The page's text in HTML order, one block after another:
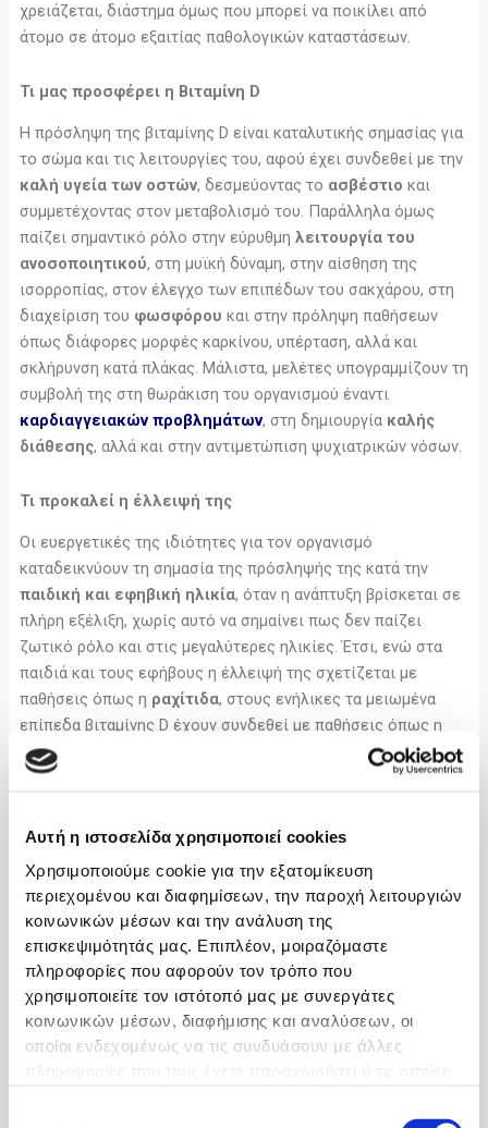
Αυτή η ιστοσελίδα χρησιμοποιεί cookies
Χρησιμοποιούμε cookie για την εξατομίκευση
περιεχομένου και διαφημίσεων, την παροχή λειτουργιών
κοινωνικών μέσων και την ανάλυση της
επισκεψιμότητάς μας. Επιπλέον, μοιραζόμαστε
πληροφορίες που αφορούν τον τρόπο που
χρησιμοποιείτε τον ιστότοπό μας με συνεργάτες
κοινωνικών μέσων, διαφήμισης και αναλύσεων, οι
οποίοι ενδεχομένως να τις συνδυάσουν με άλλες
χρειάζεται, διάστημα όμως που μπορεί να ποικίλει από
άτομο σε άτομο εξαιτίας παθολογικών καταστάσεων.
Τι μας προσφέρει η Βιταμίνη D
Η πρόσληψη της βιταμίνης D είναι καταλυτικής σημασίας για
το σώμα και τις λειτουργίες του, αφού έχει συνδεθεί με την
καλή υγεία των οστών, δεσμεύοντας το ασβέστιο και
συμμετέχοντας στον μεταβολισμό του. Παράλληλα όμως
παίζει σημαντικό ρόλο στην εύρυθμη λειτουργία του
ανοσοποιητικού, στη μυϊκή δύναμη, στην αίσθηση της
ισορροπίας, στον έλεγχο των επιπέδων του σακχάρου, στη
διαχείριση του φωσφόρου και στην πρόληψη παθήσεων
όπως διάφορες μορφές καρκίνου, υπέρταση, αλλά και
σκλήρυνση κατά πλάκας. Μάλιστα, μελέτες υπογραμμίζουν τη
συμβολή της στη θωράκιση του οργανισμού έναντι
καρδιαγγειακών προβλημάτων, στη δημιουργία καλής
διάθεσης, αλλά και στην αντιμετώπιση ψυχιατρικών νόσων.
Τι προκαλεί η έλλειψή της
Οι ευεργετικές της ιδιότητες για τον οργανισμό
καταδεικνύουν τη σημασία της πρόσληψής της κατά την
παιδική και εφηβική ηλικία, όταν η ανάπτυξη βρίσκεται σε
πλήρη εξέλιξη, χωρίς αυτό να σημαίνει πως δεν παίζει
ζωτικό ρόλο και στις μεγαλύτερες ηλικίες. Έτσι, ενώ στα
παιδιά και τους εφήβους η έλλειψή της σχετίζεται με
παθήσεις όπως η ραχίτιδα, στους ενήλικες τα μειωμένα
επίπεδα βιταμίνης D έχουν συνδεθεί με παθήσεις όπως η
οστεομαλακία
, με την εμφάνιση
ψυχιατρικών διαταραχών, ακόμα και κατάθλιψης σε
αυξάνει τον κίνδυνο για σκλήρυνση κατά πλάκας σακχαρώδη
διάφορες μορφές καρκίνου.
Το ελληνικό παράδοξο
Το παράδοξο είναι πως στην Ελλάδα, μια χώρα με μεγάλα
διαστήματα ηλιοφάνειας μέσα στον χρόνο, ταεπίπεδα της
βιταμίνηςDστον γενικό πληθυσμό είναιχαμηλά, με
περίπου 6 στους 10 Έλληνες να παρουσιάζουν έλλειψή της.